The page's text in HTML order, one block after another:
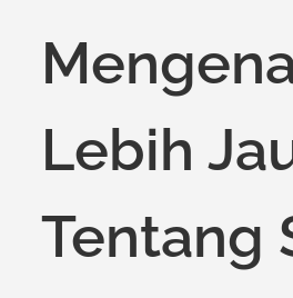
Lebih
Tentang